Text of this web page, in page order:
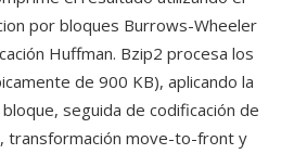
por bloques Burrows-Wheeler
Huffman. Bzip2 procesa los
de 900 KB), aplicando la
seguida de codificación de
transformación move-to-front y